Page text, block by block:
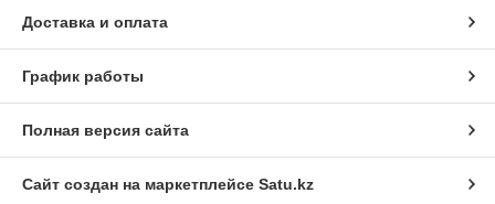
Доставка и оплата
График работы
Полная версия сайта
Сайт создан на маркетплейсе Satu.kz